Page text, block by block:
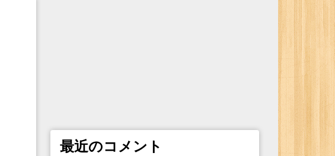
最近のコメント